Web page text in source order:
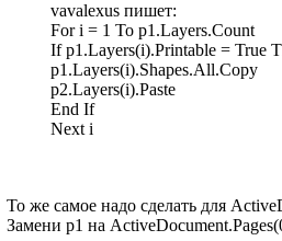
vavalexus пишет:
For i = 1 To p1.Layers.Count
If p1.Layers(i).Printable = True
p1.Layers(i).Shapes.All.Copy
p2.Layers(i).Paste
End If
Next i
То же самое надо сделать для
Замени p1 на